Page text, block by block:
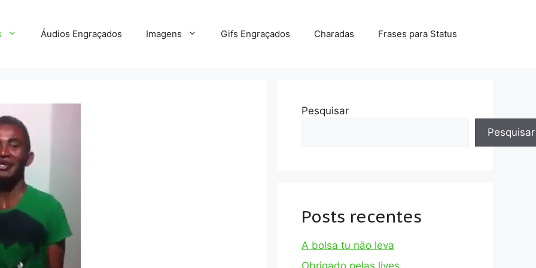
Áudios Engraçados Imagens Gifs Engraçados Charadas Frases para Status
Pesquisar
Pesquisar
Posts recentes
A bolsa tu não leva
Obrigado pelas lives